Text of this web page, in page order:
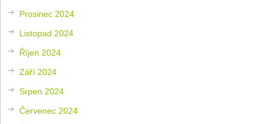
Prosinec 2024
Listopad 2024
Říjen 2024
Září 2024
Srpen 2024
Červenec 2024